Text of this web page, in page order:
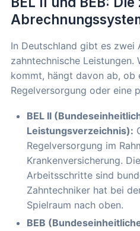
In Deutschland gibt es zwei
zahntechnische Leistungen.
kommt, hängt davon ab, ob
Regelversorgung oder eine
BEL II
Leistungsverzeichnis):
Regelversorgung im
Krankenversicherung.
Arbeitsschritte sind
Zahntechniker hat bei
Spielraum nach oben.
BEB